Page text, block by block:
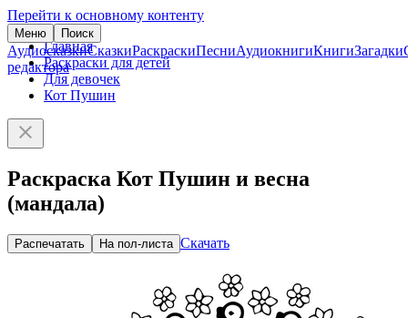
Перейти к основному контенту
Меню Поиск
АудиосказкиСказкиРаскраскиПесниАудиокнигиКнигиЗагадки
редактора
Главная
Раскраски для детей
Для девочек
Кот Пушин
Раскраска Кот Пушин и весна
(мандала)
Распечатать На пол-листа Скачать